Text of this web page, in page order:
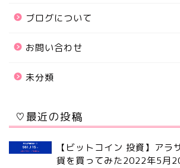
ブログについて
お問い合わせ
未分類
♡最近の投稿
【ビットコイン 投資】アラ
貨を買ってみた2022年5月